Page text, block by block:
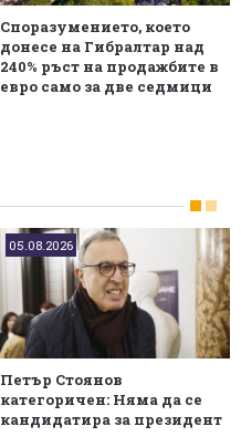
Споразумението, което
донесе на Гибралтар над
240% ръст на продажбите в
евро само за две седмици
05.08.2026
Петър Стоянов
категоричен: Няма да се
кандидатира за президент